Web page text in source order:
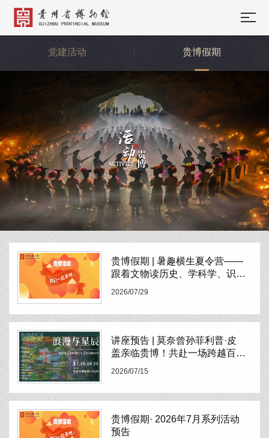
党建活动 贵博假期
贵博假期 | 暑趣横生夏令营——
跟着文物读历史、学科学、识贵
2026/07/29
讲座预告 | 莫奈曾孙菲利普·皮
盖亲临贵博！共赴一场跨越百年
2026/07/15
贵博假期· 2026年7月系列活动
预告